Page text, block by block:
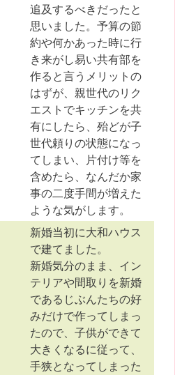
追及するべきだったと
思いました。予算の節
約や何かあった時に行
き来がし易い共有部を
作ると言うメリットの
はずが、親世代のリク
エストでキッチンを共
有にしたら、殆どが子
世代頼りの状態になっ
てしまい、片付け等を
含めたら、なんだか家
事の二度手間が増えた
ような気がします。
新婚当初に大和ハウス
で建てました。
新婚気分のまま、イン
テリアや間取りを新婚
であるじぶんたちの好
みだけで作ってしまっ
たので、子供ができて
大きくなるに従って、
手狭となってしまった